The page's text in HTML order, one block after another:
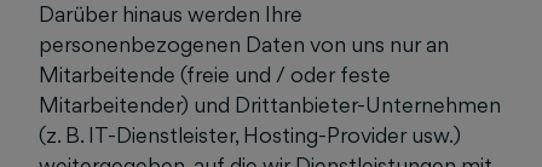
Darüber hinaus werden Ihre
personenbezogenen Daten von uns nur an
Mitarbeitende (freie und / oder feste
Mitarbeitender) und Drittanbieter-Unternehmen
(z. B. IT-Dienstleister, Hosting-Provider usw.)